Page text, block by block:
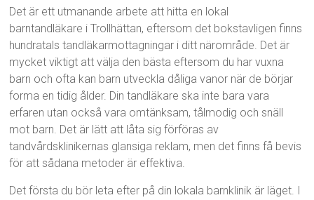
Det är ett utmanande arbete att hitta en lokal
barntandläkare i Trollhättan, eftersom det bokstavligen finns
hundratals tandläkarmottagningar i ditt närområde. Det är
mycket viktigt att välja den bästa eftersom du har vuxna
barn och ofta kan barn utveckla dåliga vanor när de börjar
forma en tidig ålder. Din tandläkare ska inte bara vara
erfaren utan också vara omtänksam, tålmodig och snäll
mot barn. Det är lätt att låta sig förföras av
tandvårdsklinikernas glansiga reklam, men det finns få bevis
för att sådana metoder är effektiva.
Det första du bör leta efter på din lokala barnklinik är läget. I